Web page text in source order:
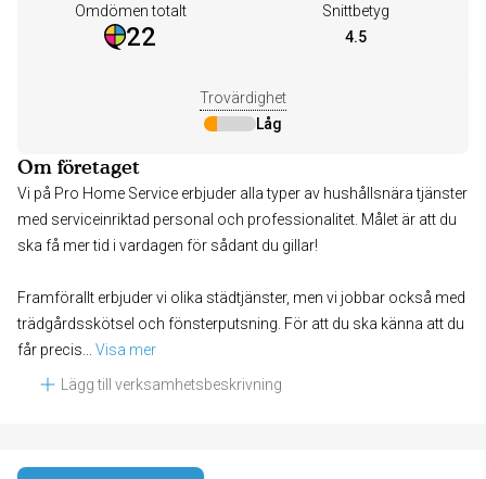
Omdömen totalt
22
Snittbetyg
4.5
Trovärdighet
Låg
Om företaget
Vi på Pro Home Service erbjuder alla typer av hushållsnära tjänster
med serviceinriktad personal och professionalitet. Målet är att du
ska få mer tid i vardagen för sådant du gillar!
Framförallt erbjuder vi olika städtjänster, men vi jobbar också med
trädgårdsskötsel och fönsterputsning. För att du ska känna att du
får precis
Visa mer
Lägg till verksamhetsbeskrivning